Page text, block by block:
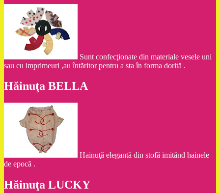
Sunt confecţionate din materiale vesele uni
sau cu imprimeuri ,au întăritor pentru a sta în forma dorită .
Hăinuţa BELLA
Hainuţă elegantă din stofă imitând hainele
de epocă .
Hăinuţa LUCKY